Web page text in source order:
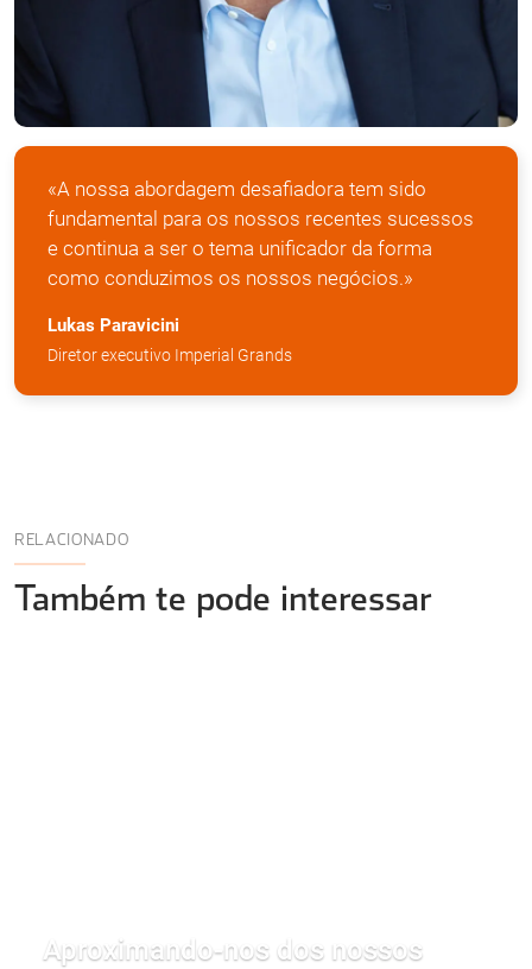
«A nossa abordagem desafiadora tem sido
fundamental para os nossos recentes sucessos
e continua a ser o tema unificador da forma
como conduzimos os nossos negócios.»
Lukas Paravicini
Diretor executivo Imperial Grands
RELACIONADO
Também te pode interessar
Aproximando-nos dos nossos